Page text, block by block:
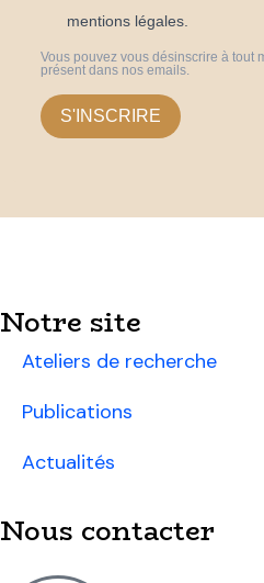
mentions légales.
Vous pouvez vous désinscrire à tout
présent dans nos emails.
S'INSCRIRE
Notre site
Ateliers de recherche
Publications
Actualités
Nous contacter